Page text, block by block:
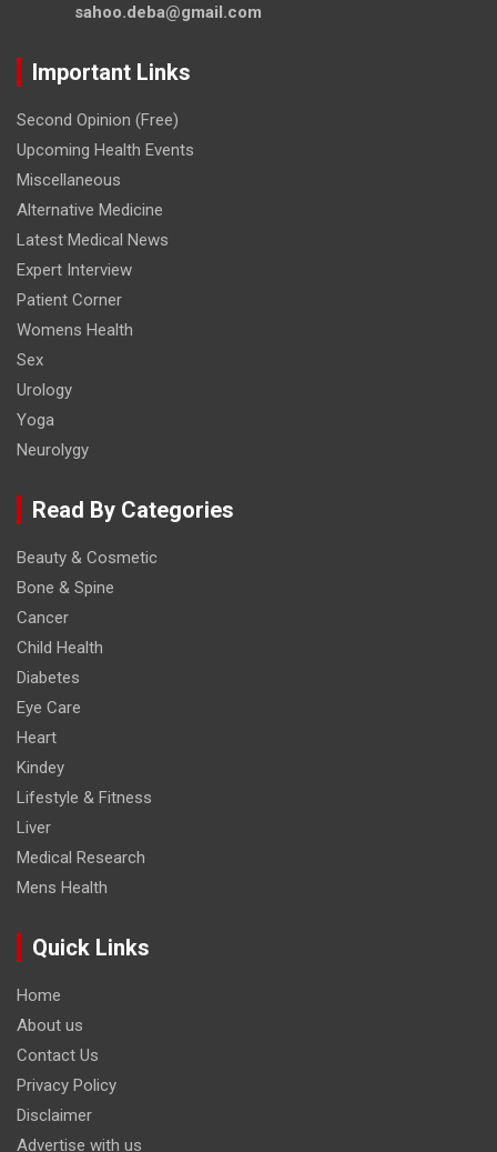
sahoo.deba@gmail.com
Important Links
Second Opinion (Free)
Upcoming Health Events
Miscellaneous
Alternative Medicine
Latest Medical News
Expert Interview
Patient Corner
Womens Health
Sex
Urology
Yoga
Neurolygy
Read By Categories
Beauty & Cosmetic
Bone & Spine
Cancer
Child Health
Diabetes
Eye Care
Heart
Kindey
Lifestyle & Fitness
Liver
Medical Research
Mens Health
Quick Links
Home
About us
Contact Us
Privacy Policy
Disclaimer
Advertise with us